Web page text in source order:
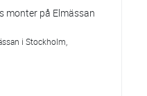
monter på Elmässan
i Stockholm,